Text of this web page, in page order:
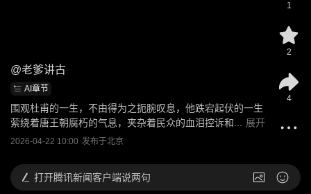
@老爹讲古
AI章节
围观杜甫的一生，不由得为之扼腕叹息，他跌宕起伏的一生
萦绕着唐王朝腐朽的气息，夹杂着民众的血泪控诉和...
展开
2026-04-22 10:00 发布于北京
1
2
4
打开腾讯新闻客户端说两句